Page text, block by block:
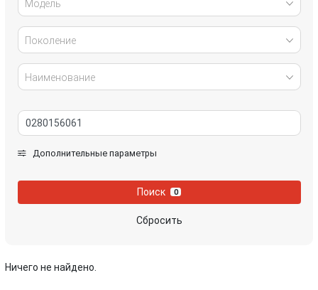
Kia
Land Rover
Mazda Mercedes-Benz
Nissan Opel
Модель
Поколение
Наименование
Дополнительные параметры
Поиск 0
Сбросить
Ничего не найдено.